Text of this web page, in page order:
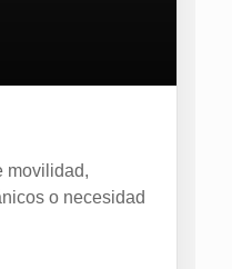
movilidad,
o necesidad